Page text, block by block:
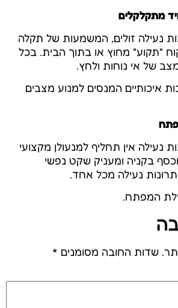
מתקלקלים
נעילה זולים, המשמעות של תקלה
"תקוע" מחוץ או בתוך הבית. בכל
של אי נוחות ולחץ.
איכותיים המנסים למנוע מצבים
נעילה אין תחליף למנעולן מקצועי
בקניה ומעניק שקט נפשי
נעילה מכל אחד.
המפתח.
שדות החובה מסומנים *